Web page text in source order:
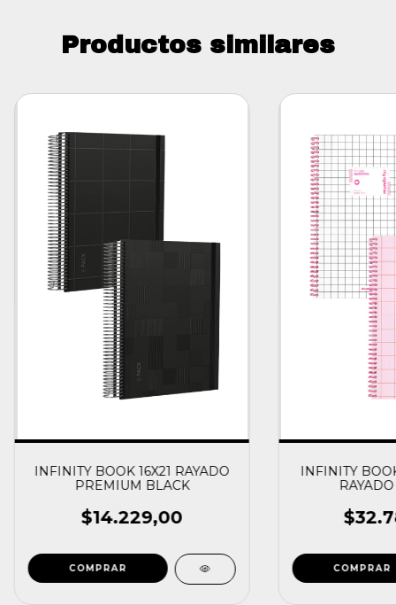
Productos similares
INFINITY BOOK 16X21 RAYADO
PREMIUM BLACK
$14.229,00
INFINITY